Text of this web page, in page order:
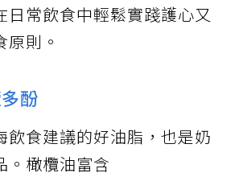
日常飲食中輕鬆實踐護心又
則。
酚
飲食建議的好油脂，也是奶
。橄欖油富含